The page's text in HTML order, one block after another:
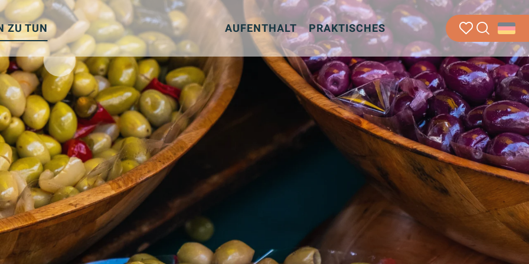
Voir les favoris
Suche
ZU TUN AUFENTHALT PRAKTISCHES